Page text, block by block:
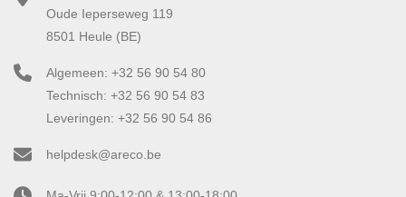
Oude Ieperseweg 119
8501 Heule (BE)
Algemeen: +32 56 90 54 80
Technisch: +32 56 90 54 83
Leveringen: +32 56 90 54 86
helpdesk@areco.be